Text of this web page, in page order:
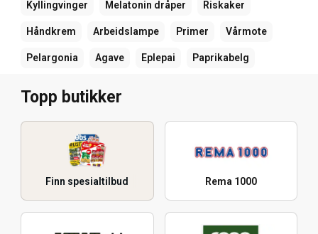
Kyllingvinger Melatonin dråper Riskaker
Håndkrem Arbeidslampe Primer Vårmote
Pelargonia Agave Eplepai Paprikabelg
Topp butikker
Finn spesialtilbud Rema 1000